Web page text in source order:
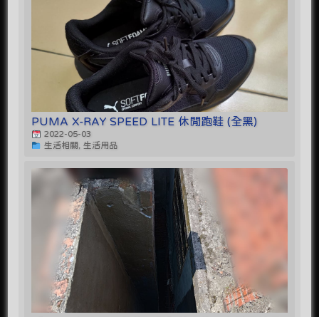
PUMA X-RAY SPEED LITE 休閒跑鞋 (全黑)
2022-05-03
生活相關, 生活用品